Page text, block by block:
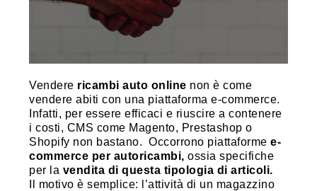
Vendere ricambi auto online non è come
vendere abiti con una piattaforma e-commerce.
Infatti, per essere efficaci e riuscire a contenere
i costi, CMS come Magento, Prestashop o
Shopify non bastano. Occorrono piattaforme e-
commerce per autoricambi, ossia specifiche
per la vendita di questa tipologia di articoli.
Il motivo è semplice: l’attività di un magazzino